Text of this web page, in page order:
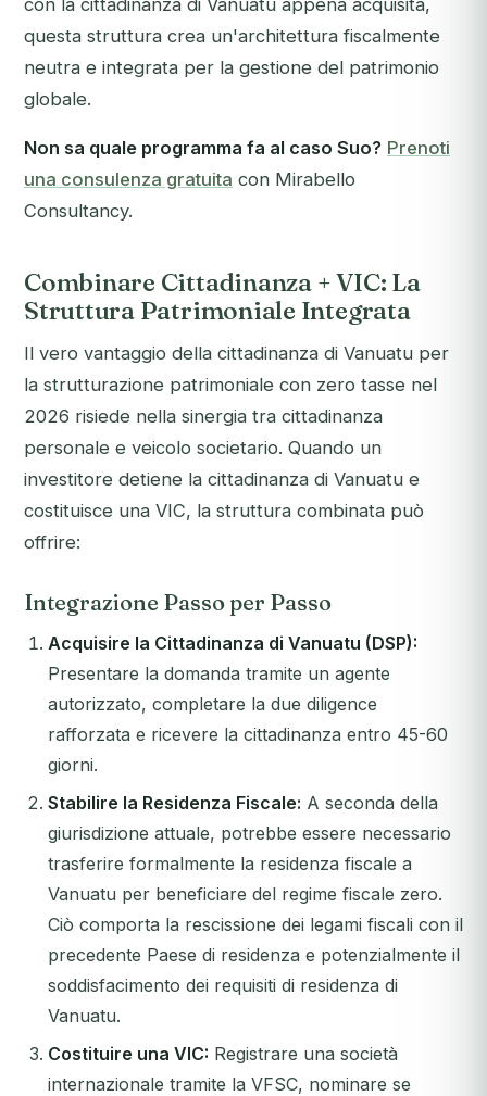
con la cittadinanza di Vanuatu appena acquisita,
questa struttura crea un'architettura fiscalmente
neutra e integrata per la gestione del patrimonio
globale.
Non sa quale programma fa al caso Suo? Prenoti
una consulenza gratuita con Mirabello
Consultancy.
Combinare Cittadinanza + VIC: La
Struttura Patrimoniale Integrata
Il vero vantaggio della cittadinanza di Vanuatu per
la strutturazione patrimoniale con zero tasse nel
2026 risiede nella sinergia tra cittadinanza
personale e veicolo societario. Quando un
investitore detiene la cittadinanza di Vanuatu e
costituisce una VIC, la struttura combinata può
offrire:
Integrazione Passo per Passo
Acquisire la Cittadinanza di Vanuatu (DSP):
Presentare la domanda tramite un agente
autorizzato, completare la due diligence
rafforzata e ricevere la cittadinanza entro 45-60
giorni.
Stabilire la Residenza Fiscale: A seconda della
giurisdizione attuale, potrebbe essere necessario
trasferire formalmente la residenza fiscale a
Vanuatu per beneficiare del regime fiscale zero.
Ciò comporta la rescissione dei legami fiscali con il
precedente Paese di residenza e potenzialmente il
soddisfacimento dei requisiti di residenza di
Vanuatu.
Costituire una VIC: Registrare una società
internazionale tramite la VFSC, nominare se